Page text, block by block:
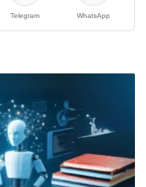
Telegram WhatsApp